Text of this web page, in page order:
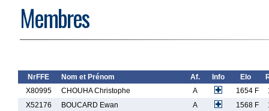
Membres
NrFFE Nom et Prénom Af. Info Elo
X80995
CHOUHA Christophe A 1654 F
X52176
BOUCARD Ewan A 1568 F